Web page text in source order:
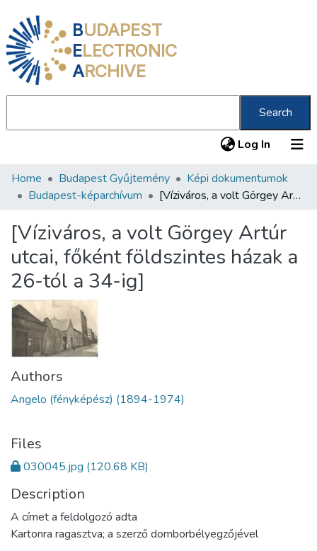
BUDAPEST
ELECTRONIC
ARCHIVE
Search
Log In (current)
Communities & Collections
Statistics
About us
Home Budapest Gyűjtemény
Képi dokumentumok
Budapest-képarchívum
[Víziváros, a volt Görgey Artúr utcai, főként földszintes házak a 26-tól a 34-ig]
[Víziváros, a volt Görgey Artúr
utcai, főként földszintes házak a
26-tól a 34-ig]
Authors
Angelo (fényképész) (1894-1974)
Files
030045.jpg (120.68 KB)
Description
A címet a feldolgozó adta
Kartonra ragasztva; a szerző domborbélyegzőjével